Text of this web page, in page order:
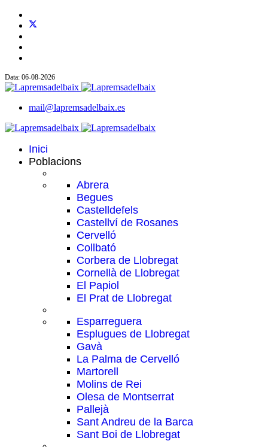
Data: 06-08-2026
mail@lapremsadelbaix.es
Inici
Poblacions
Abrera
Begues
Castelldefels
Castellví de Rosanes
Cervelló
Collbató
Corbera de Llobregat
Cornellà de Llobregat
El Papiol
El Prat de Llobregat
Esparreguera
Esplugues de Llobregat
Gavà
La Palma de Cervelló
Martorell
Molins de Rei
Olesa de Montserrat
Pallejà
Sant Andreu de la Barca
Sant Boi de Llobregat